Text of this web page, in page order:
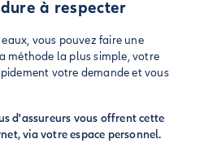
à respecter
vous pouvez faire une
méthode la plus simple, votre
votre demande et vous
d'assureurs vous offrent cette
via votre espace personnel.